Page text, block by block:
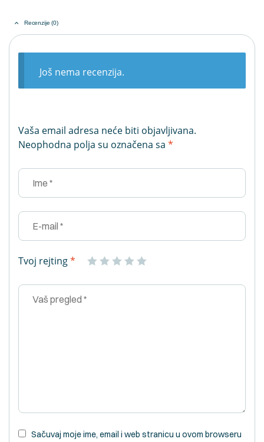
Recenzije (0)
Još nema recenzija.
Vaša email adresa neće biti objavljivana.
Neophodna polja su označena sa *
Tvoj rejting*
Sačuvaj moje ime, email i web stranicu u ovom browseru